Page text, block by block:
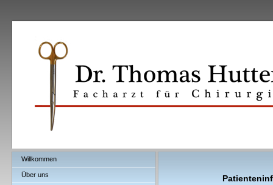
Willkommen
Über uns